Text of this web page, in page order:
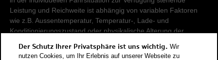
Leistung und Reichweite ist abhängig von variablen Faktoren
wie z.B. Aussentemperatur, Temperatur-, Lade- und
Konditionierungszustand oder physikalische Alterung der
Der Schutz Ihrer Privatsphäre ist uns wichtig. Wir
nutzen Cookies, um Ihr Erlebnis auf unserer Webseite zu